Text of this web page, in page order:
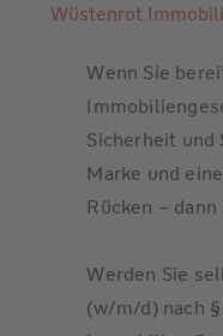
Wüstenrot
Wenn Sie
Sicherheit und
Marke und
Rücken –
Werden Sie
(w/m/d) nach